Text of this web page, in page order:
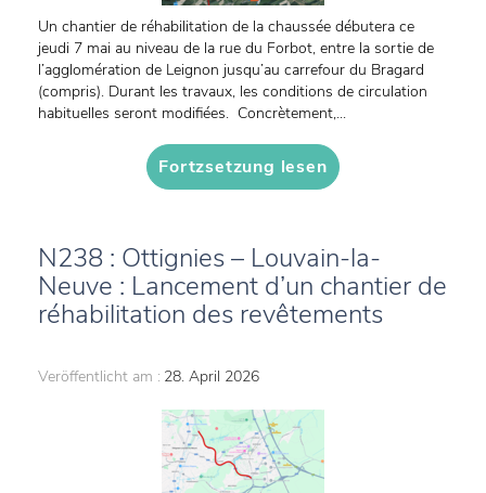
Un chantier de réhabilitation de la chaussée débutera ce
jeudi 7 mai au niveau de la rue du Forbot, entre la sortie de
l’agglomération de Leignon jusqu’au carrefour du Bragard
(compris). Durant les travaux, les conditions de circulation
habituelles seront modifiées. Concrètement,...
Fortzsetzung lesen
N238 : Ottignies – Louvain-la-
Neuve : Lancement d’un chantier de
réhabilitation des revêtements
Veröffentlicht am : 28. April 2026